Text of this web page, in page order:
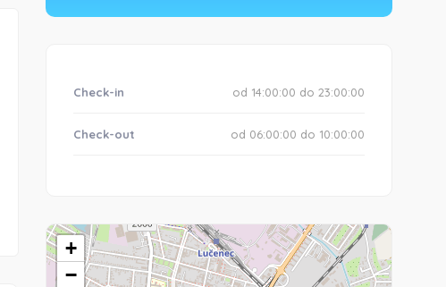
Check-in od 14:00:00 do 23:00:00
Check-out od 06:00:00 do 10:00:00
+
−